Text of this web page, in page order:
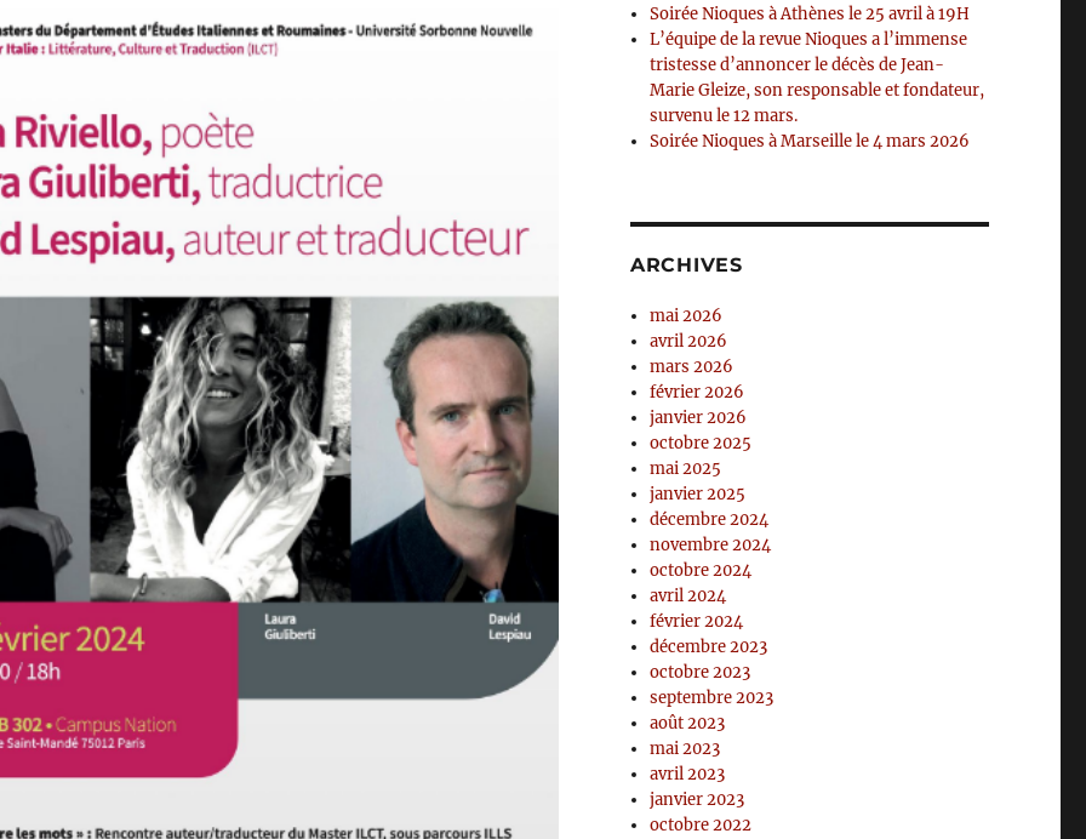
Soirée Nioques à Athènes le 25 avril à 19H
L’équipe de la revue Nioques a l’immense
tristesse d’annoncer le décès de Jean-
Marie Gleize, son responsable et fondateur,
survenu le 12 mars.
Soirée Nioques à Marseille le 4 mars 2026
ARCHIVES
mai 2026
avril 2026
mars 2026
février 2026
janvier 2026
octobre 2025
mai 2025
janvier 2025
décembre 2024
novembre 2024
octobre 2024
avril 2024
février 2024
décembre 2023
octobre 2023
septembre 2023
août 2023
mai 2023
avril 2023
janvier 2023
octobre 2022